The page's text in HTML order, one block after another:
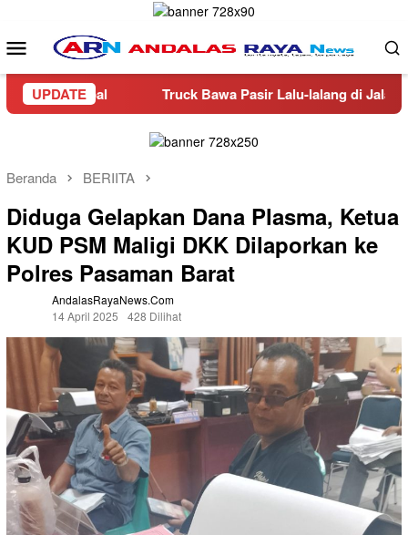
konten
Menu
Mobile
UPDATE Truck Bawa Pasir Lalu-lalang di Jalan Dua,
Beranda BERIITA
Diduga Gelapkan Dana Plasma, Ketua
KUD PSM Maligi DKK Dilaporkan ke
Polres Pasaman Barat
AndalasRayaNews.com
14 April 2025
428 Dilihat